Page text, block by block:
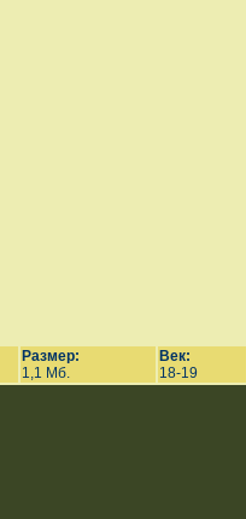
Размер:
1,1 Мб.
Век:
18-19